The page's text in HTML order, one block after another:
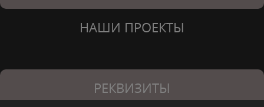
НАШИ ПРОЕКТЫ
РЕКВИЗИТЫ